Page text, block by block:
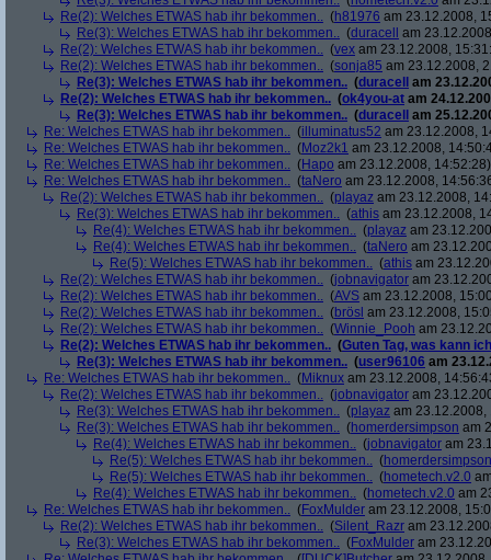
Re(2): Welches ETWAS hab ihr bekommen.. (h81976 am 23.12.2008,
Re(3): Welches ETWAS hab ihr bekommen.. (duracell
am
Re(2): Welches ETWAS hab ihr bekommen.. (vex am 23.12.2008,
Re(2): Welches ETWAS hab ihr bekommen.. (sonja85 am 23.12.2008,
Re(3): Welches ETWAS hab ihr bekommen.. (duracell
am
Re(2): Welches ETWAS hab ihr bekommen.. (ok4you-at am
Re(3): Welches ETWAS hab ihr bekommen.. (duracell
am
Re: Welches ETWAS hab ihr bekommen.. (illuminatus52 am 23.12.2008,
Re: Welches ETWAS hab ihr bekommen.. (Moz2k1 am 23.12.2008,
Re: Welches ETWAS hab ihr bekommen.. (Hapo am 23.12.2008, 14:52:28)
Re: Welches ETWAS hab ihr bekommen.. (taNero am 23.12.2008,
Re(2): Welches ETWAS hab ihr bekommen.. (playaz am 23.12.2008,
Re(3): Welches ETWAS hab ihr bekommen.. (athis am 23.12.2008,
Re(4): Welches ETWAS hab ihr bekommen.. (playaz am
Re(4): Welches ETWAS hab ihr bekommen.. (taNero am
Re(5): Welches ETWAS hab ihr bekommen.. (athis am
Re(2): Welches ETWAS hab ihr bekommen.. (jobnavigator am
Re(2): Welches ETWAS hab ihr bekommen.. (AVS am 23.12.2008,
Re(2): Welches ETWAS hab ihr bekommen.. (brösl am 23.12.2008,
Re(2): Welches ETWAS hab ihr bekommen.. (Winnie_Pooh am
Re(2): Welches ETWAS hab ihr bekommen.. (Guten Tag, was kann
Re(3): Welches ETWAS hab ihr bekommen.. (user96106 am
Re: Welches ETWAS hab ihr bekommen.. (Miknux am 23.12.2008,
Re(2): Welches ETWAS hab ihr bekommen.. (jobnavigator am
Re(3): Welches ETWAS hab ihr bekommen.. (playaz am 23.12.2008,
Re(3): Welches ETWAS hab ihr bekommen.. (homerdersimpson am
Re(4): Welches ETWAS hab ihr bekommen.. (jobnavigator am
Re(5): Welches ETWAS hab ihr bekommen.. (homerdersimpson
Re(5): Welches ETWAS hab ihr bekommen.. (hometech.v2.0
Re(4): Welches ETWAS hab ihr bekommen.. (hometech.v2.0 am
Re: Welches ETWAS hab ihr bekommen.. (FoxMulder am 23.12.2008,
Re(2): Welches ETWAS hab ihr bekommen.. (Silent_Razr am
Re(3): Welches ETWAS hab ihr bekommen.. (FoxMulder am